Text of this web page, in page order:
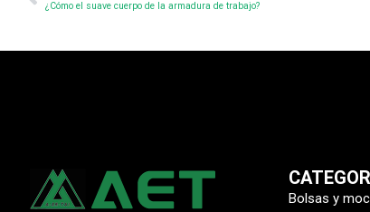
¿Cómo el suave cuerpo de la armadura de trabajo?
Bolsas y